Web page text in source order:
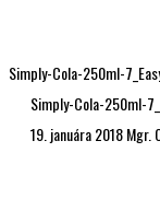
Simply-Cola-250ml-
Simply-Cola-250ml-
19. januára 2018Mgr.